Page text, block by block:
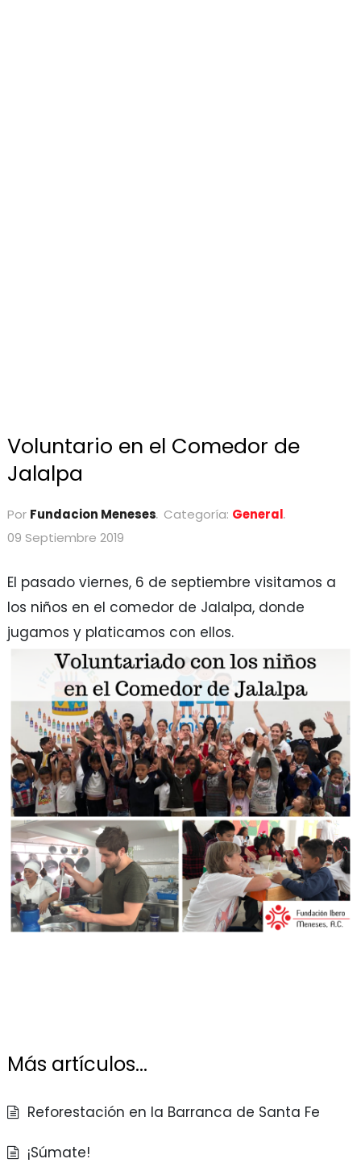
Voluntario en el Comedor de
Jalalpa
Por Fundacion Meneses Categoría: General
09 Septiembre 2019
El pasado viernes, 6 de septiembre visitamos a
los niños en el comedor de Jalalpa, donde
jugamos y platicamos con ellos.
Más artículos...
Reforestación en la Barranca de Santa Fe
¡Súmate!